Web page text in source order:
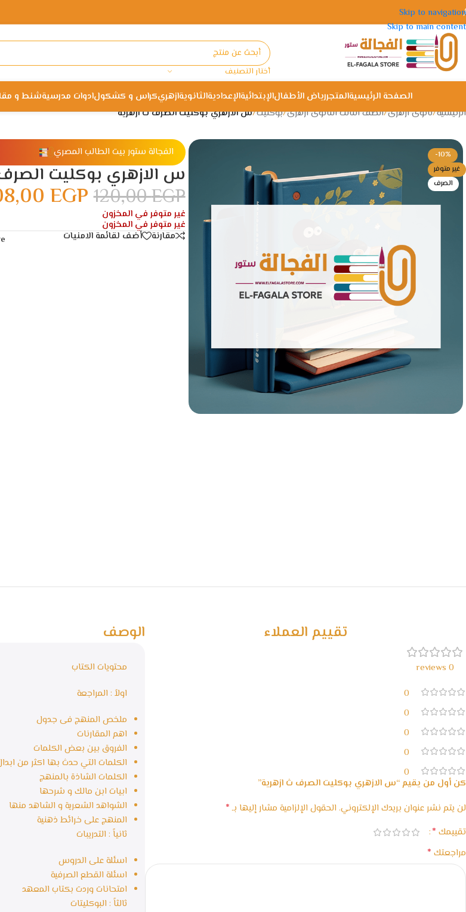
Skip to navigation
Skip to main content
أختار التصنيف
الصفحة الرئيسيةالمتجررياض الأطفالالإبتدائيةالإعداديةالثانويةازهريكراس و كشكولادوات مدرسيةشنط و
الرئيسية/ثانوى ازهرى/الصف الثالث الثانوى ازهرى/بوكليت/س الازهري بوكليت الصرف ث ازهرية
-10%
غير متوفر
الصرف
الفجالة ستور بيت الطالب المصري
س الازهري بوكليت
120,00EGP
EGP
غير متوفر في المخزون
غير متوفر في المخزون
مقارنة
أضف لقائمة الامنيات
تقييم العملاء
0 reviews
0
0
0
0
0
كن أول من يقيم “س الازهري بوكليت الصرف ث ازهرية”
لن يتم نشر عنوان بريدك الإلكتروني. الحقول الإلزامية مشار إليها بـ*
تقييمك *
مراجعتك *
الوصف
محتويات الكتاب
اولاً : المراجعة
ملخص المنهج فى جدول
اهم المقارنات
الفروق بين بعض الكلمات
الكلمات التي حدث بها اكثر من
الكلمات الشاذة بالمنهج
ابيات ابن مالك و شرحها
الشواهد الشعرية و الشاهد منها
المنهج على خرائط ذهنية
ثانياً : التدريبات
اسئلة على الدروس
اسئلة القطع الصرفية
امتحانات وردت بكتاب المعهد
ثالثاً : البوكليتات